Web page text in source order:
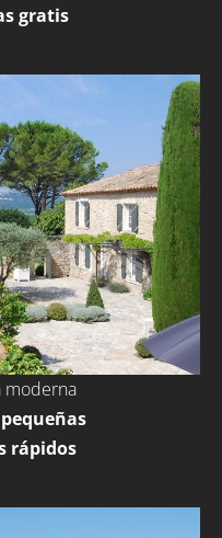
gratis
moderna
rápidos